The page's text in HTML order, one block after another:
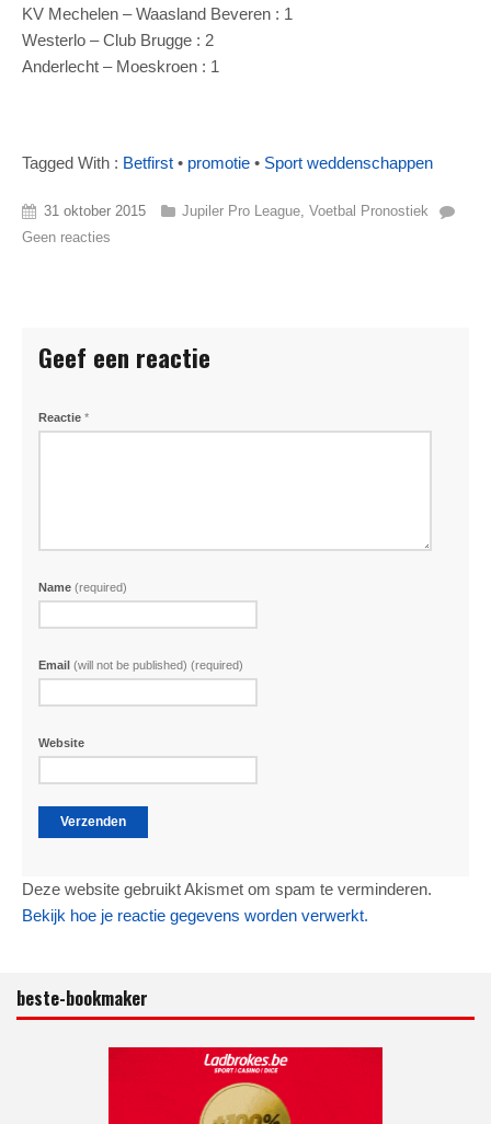
KV Mechelen – Waasland Beveren : 1
Westerlo – Club Brugge : 2
Anderlecht – Moeskroen : 1
Tagged With : Betfirst • promotie • Sport weddenschappen
31 oktober 2015 Jupiler Pro League Voetbal Pronostiek
Geen reacties
Geef een reactie
Reactie *
Name (required)
Email (will not be published) (required)
Website
Deze website gebruikt Akismet om spam te verminderen.
Bekijk hoe je reactie gegevens worden verwerkt.
beste-bookmaker